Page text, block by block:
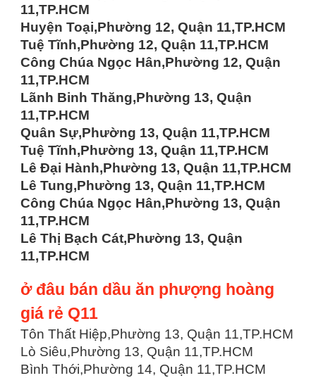
11,TP.HCM
Huyện Toại,Phường 12, Quận 11,TP.HCM
Tuệ Tĩnh,Phường 12, Quận 11,TP.HCM
Công Chúa Ngọc Hân,Phường 12, Quận
11,TP.HCM
Lãnh Binh Thăng,Phường 13, Quận
11,TP.HCM
Quân Sự,Phường 13, Quận 11,TP.HCM
Tuệ Tĩnh,Phường 13, Quận 11,TP.HCM
Lê Đại Hành,Phường 13, Quận 11,TP.HCM
Lê Tung,Phường 13, Quận 11,TP.HCM
Công Chúa Ngọc Hân,Phường 13, Quận
11,TP.HCM
Lê Thị Bạch Cát,Phường 13, Quận
11,TP.HCM
ở đâu bán dầu ăn phượng hoàng
giá rẻ Q11
Tôn Thất Hiệp,Phường 13, Quận 11,TP.HCM
Lò Siêu,Phường 13, Quận 11,TP.HCM
Bình Thới,Phường 14, Quận 11,TP.HCM